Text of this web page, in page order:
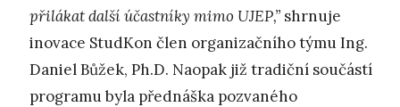
přilákat další účastníky mimo UJEP,” shrnuje
inovace StudKon člen organizačního týmu Ing.
Daniel Bůžek, Ph.D. Naopak již tradiční součástí
programu byla přednáška pozvaného